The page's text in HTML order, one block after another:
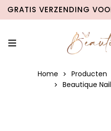
GRATIS VERZENDING
VANAF €100 IN BELGIË &
Home Producten
Beautique